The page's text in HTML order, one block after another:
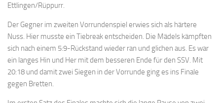
Ettlingen/Rüppurr.
Der Gegner im zweiten Vorrundenspiel erwies sich als härtere
Nuss. Hier musste ein Tiebreak entscheiden. Die Mädels kämpften
sich nach einem 5:9-Rückstand wieder ran und glichen aus. Es war
ein langes Hin und Her mit dem besseren Ende für den SSV. Mit
20:18 und damit zwei Siegen in der Vorrunde ging es ins Finale
gegen Bretten.